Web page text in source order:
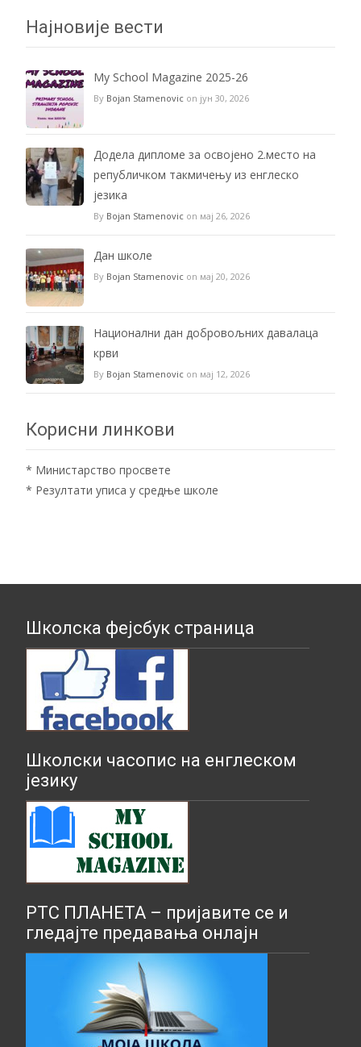
Најновије вести
My School Magazine 2025-26
By Bojan Stamenovic on јун 30, 2026
Додела дипломе за освојено 2.место на
републичком такмичењу из енглеско
језика
By Bojan Stamenovic on мај 26, 2026
Дан школе
By Bojan Stamenovic on мај 20, 2026
Национални дан добровољних давалаца
крви
By Bojan Stamenovic on мај 12, 2026
Корисни линкови
* Министарство просвете
* Резултати уписа у средње школе
Школска фејсбук страница
Школски часопис на енглеском
језику
РТС ПЛАНЕТА – пријавите се и
гледајте предавања онлајн